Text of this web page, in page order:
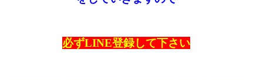
必ずLINE登録して下さい